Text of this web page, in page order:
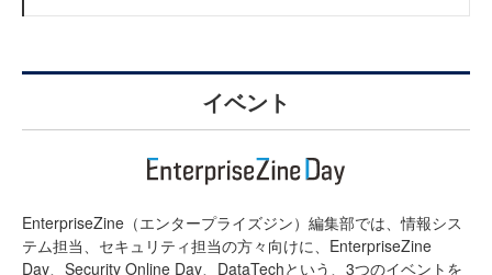
イベント
EnterpriseZine（エンタープライズジン）編集部では、情報シス
テム担当、セキュリティ担当の方々向けに、EnterpriseZine
Day、Security Online Day、DataTechという、3つのイベントを